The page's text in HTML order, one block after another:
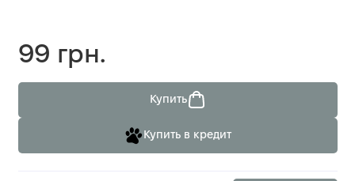
99 грн.
Купить
Купить в кредит